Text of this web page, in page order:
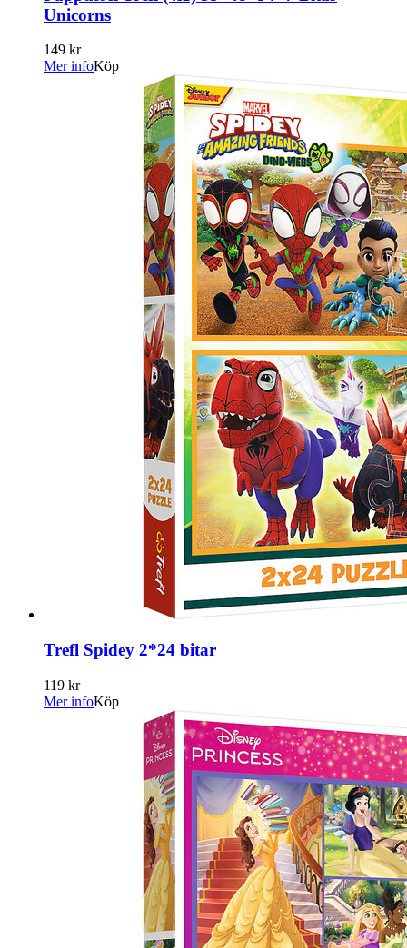
Unicorns
149 kr
Mer infoKöp
Trefl Spidey 2*24 bitar
119 kr
Mer infoKöp